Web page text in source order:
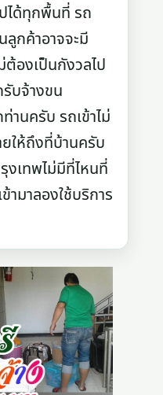
ได้ทุกพื้นที่ รถ
ลูกค้าอาจจะมี
องเป็นกังวลไป
รับจ้างขน
านครับ รถเข้าไม่
ยให้ถึงที่บ้านครับ
งเทพไม่มีที่ไหนที่
ามาลองใช้บริการ